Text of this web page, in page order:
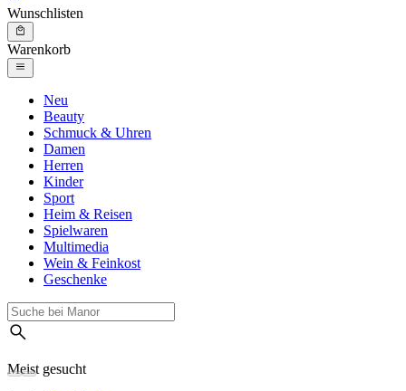
Wunschlisten
Warenkorb
Neu
Beauty
Schmuck & Uhren
Damen
Herren
Kinder
Sport
Heim & Reisen
Spielwaren
Multimedia
Wein & Feinkost
Geschenke
Meist gesucht